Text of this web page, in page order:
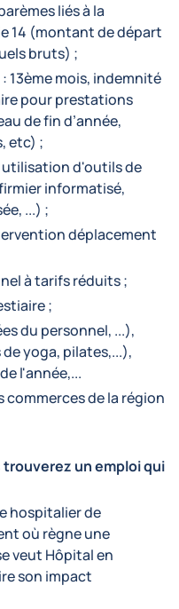
liés à la
14 (montant de départ
bruts) ;
13ème mois, indemnité
pour prestations
de fin d’année,
etc) ;
d'outils de
informatisé,
...) ;
déplacement
à tarifs réduits ;
;
du personnel, ...),
yoga, pilates,...),
l'année,...
commerces de la région
trouverez un emploi qui
hospitalier de
où règne une
veut Hôpital en
son impact